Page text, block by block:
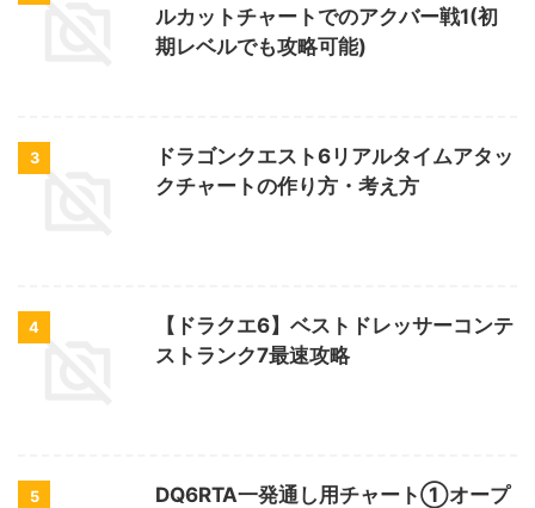
ルカットチャートでのアクバー戦1(初
期レベルでも攻略可能)
3
ドラゴンクエスト6リアルタイムアタッ
クチャートの作り方・考え方
4
【ドラクエ6】ベストドレッサーコンテ
ストランク7最速攻略
5
DQ6RTA一発通し用チャート①オープ